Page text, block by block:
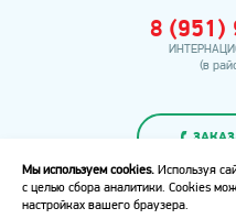
8 (951)
(в
Мы используем cookies. Используя
с целью сбора аналитики. Cookies
настройках вашего браузера.